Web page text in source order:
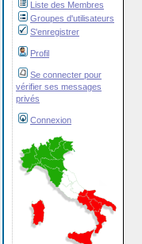
Liste des Membres
Groupes d'utilisateurs
S'enregistrer
Profil
Se connecter pour
vérifier ses messages
privés
Connexion